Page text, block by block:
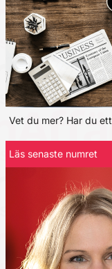
Vet du mer? Har du
Läs senaste numret